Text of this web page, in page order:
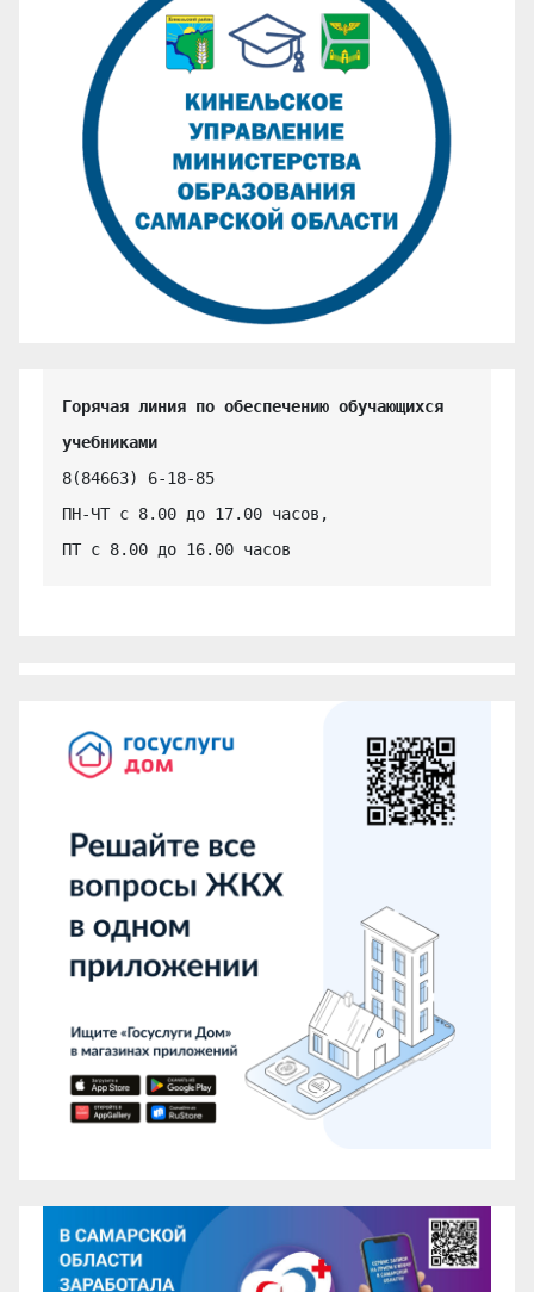
Горячая линия по обеспечению обучающихся
учебниками
8(84663) 6-18-85
ПН-ЧТ с 8.00 до 17.00 часов,
ПТ с 8.00 до 16.00 часов